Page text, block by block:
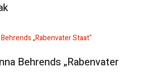
Behrends „Rabenvater